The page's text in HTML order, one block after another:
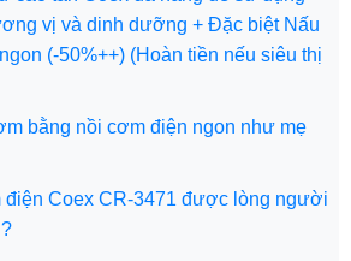
vị và dinh dưỡng + Đặc biệt Nấu
(-50%++) (Hoàn tiền nếu siêu thị
bằng nồi cơm điện ngon như mẹ
điện Coex CR-3471 được lòng người